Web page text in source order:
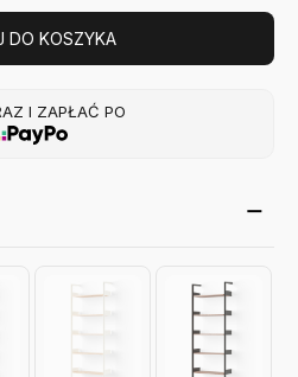
DO KOSZYKA
I ZAPŁAĆ PO